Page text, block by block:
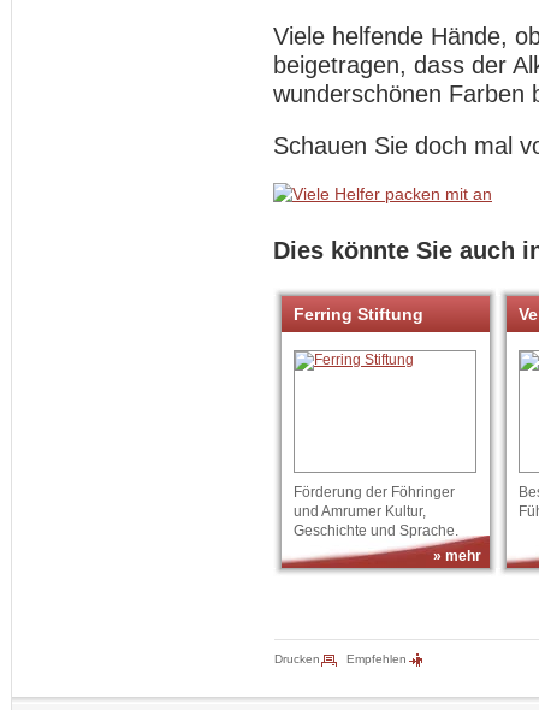
Viele helfende Hände,
beigetragen, dass der
wunderschönen Farben
Schauen Sie doch mal
Dies könnte Sie auch
Ferring Stiftung
Förderung der Föhringer
und Amrumer Kultur,
Geschichte und Sprache.
» mehr
Drucken Empfehlen